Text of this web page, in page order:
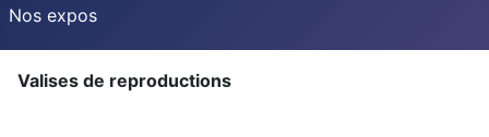
Nos expos
Valises de reproductions